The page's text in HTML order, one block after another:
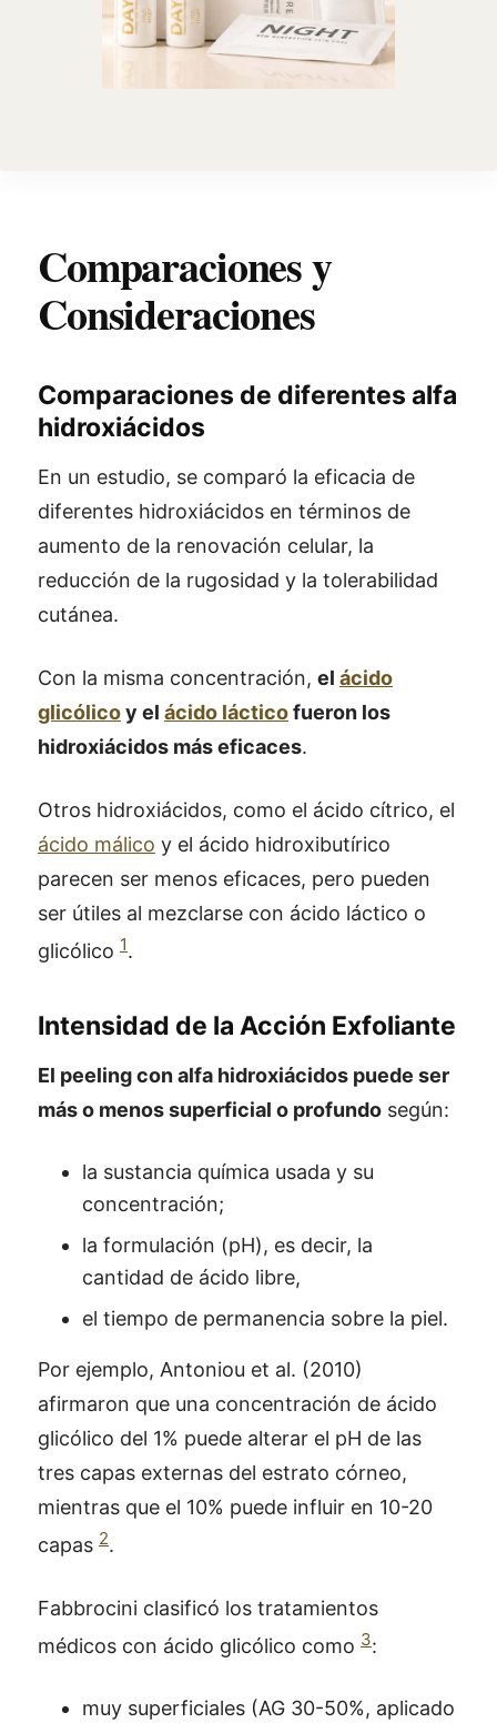
Comparaciones y
Consideraciones
Comparaciones de diferentes alfa
hidroxiácidos
En un estudio, se comparó la eficacia de
diferentes hidroxiácidos en términos de
aumento de la renovación celular, la
reducción de la rugosidad y la tolerabilidad
cutánea.
Con la misma concentración, el ácido
glicólicoy el ácido lácticofueron los
hidroxiácidos más eficaces.
Otros hidroxiácidos, como el ácido cítrico, el
ácido málico y el ácido hidroxibutírico
parecen ser menos eficaces, pero pueden
ser útiles al mezclarse con ácido láctico o
glicólico 1.
Intensidad de la Acción Exfoliante
El peeling con alfa hidroxiácidos puede ser
más o menos superficial o profundo según:
la sustancia química usada y su
concentración;
la formulación (pH), es decir, la
cantidad de ácido libre,
el tiempo de permanencia sobre la piel.
Por ejemplo, Antoniou et al. (2010)
afirmaron que una concentración de ácido
glicólico del 1% puede alterar el pH de las
tres capas externas del estrato córneo,
mientras que el 10% puede influir en 10-20
capas 2.
Fabbrocini clasificó los tratamientos
médicos con ácido glicólico como 3:
muy superficiales (AG 30-50%, aplicado